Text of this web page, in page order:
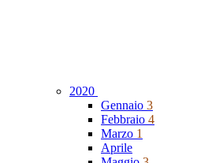
2020
Gennaio 3
Febbraio 4
Marzo 1
Aprile